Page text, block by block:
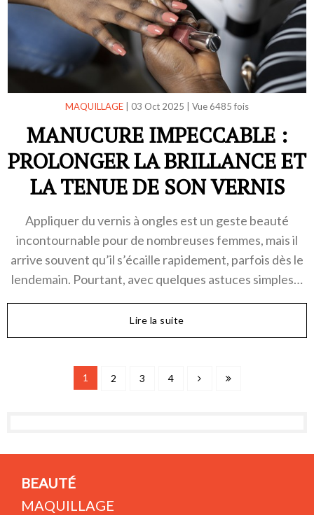
MAQUILLAGE 03 Oct 2025 Vue 6485 fois
MANUCURE IMPECCABLE :
PROLONGER LA BRILLANCE ET
LA TENUE DE SON VERNIS
Appliquer du vernis à ongles est un geste beauté
incontournable pour de nombreuses femmes, mais il
arrive souvent qu’il s’écaille rapidement, parfois dès le
lendemain. Pourtant, avec quelques astuces simples…
Lire la suite
1 2 3 4
BEAUTÉ
MAQUILLAGE